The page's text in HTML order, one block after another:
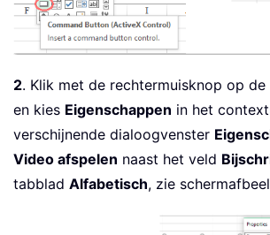
2. Klik met de rechtermuisknop op
en kies Eigenschappen in het
verschijnende dialoogvenster
Video afspelen naast het veld
tabblad Alfabetisch, zie